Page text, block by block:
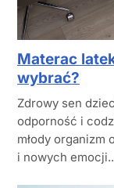
Materac
wybrać?
Zdrowy sen
odporność i
młody organizm
i nowych